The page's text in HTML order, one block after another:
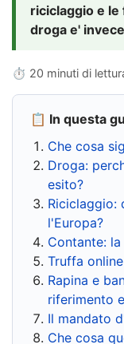
riciclaggio e
droga e'
⏱ 20 minuti di
📋 In questa
Che cosa
Droga:
esito?
Riciclaggio:
l'Europa?
Contante:
Truffa
Rapina e
riferimento
Il mandato
Che cosa